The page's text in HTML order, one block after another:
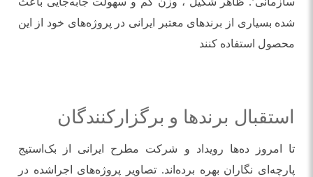
شده بسیاری از برندهای معتبر ایرانی در پروژه‌های خود از این
محصول استفاده کنند
استقبال برندها و برگزارکنندگان
تا امروز ده‌ها رویداد و شرکت مطرح ایرانی از بک‌استیج
پارچه‌ای نگاران بهره برده‌اند. تصاویر پروژه‌های اجراشده در